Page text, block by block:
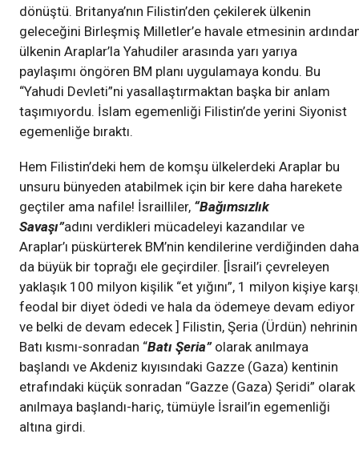
dönüştü. Britanya’nın Filistin’den çekilerek ülkenin
geleceğini Birleşmiş Milletler’e havale etmesinin
ülkenin Araplar’la Yahudiler arasında yarı yarıya
paylaşımı öngören BM planı uygulamaya kondu. Bu
“Yahudi Devleti”ni yasallaştırmaktan başka bir anlam
taşımıyordu. İslam egemenliği Filistin’de yerini Siyonist
egemenliğe bıraktı.
Hem Filistin’deki hem de komşu ülkelerdeki Araplar bu
unsuru bünyeden atabilmek için bir kere daha harekete
geçtiler ama nafile! İsrailliler, “Bağımsızlık
Savaşı”adını verdikleri mücadeleyi kazandılar ve
Araplar’ı püskürterek BM’nin kendilerine verdiğinden daha
da büyük bir toprağı ele geçirdiler. [İsrail’i çevreleyen
yaklaşık 100 milyon kişilik “et yığını”, 1 milyon kişiye
feodal bir diyet ödedi ve hala da ödemeye devam ediyor
ve belki de devam edecek ] Filistin, Şeria (Ürdün) nehrinin
Batı kısmı-sonradan “Batı Şeria”olarak anılmaya
başlandı ve Akdeniz kıyısındaki Gazze (Gaza) kentinin
etrafındaki küçük sonradan “Gazze (Gaza) Şeridi” olarak
anılmaya başlandı-hariç, tümüyle İsrail’in egemenliği
altına girdi.